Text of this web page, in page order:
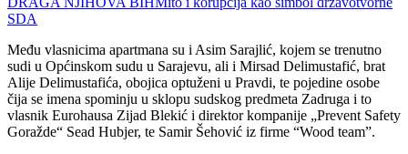
SDA
Među vlasnicima apartmana su i Asim Sarajlić, kojem se trenutno
sudi u Općinskom sudu u Sarajevu, ali i Mirsad Delimustafić, brat
Alije Delimustafića, obojica optuženi u Pravdi, te pojedine osobe
čija se imena spominju u sklopu sudskog predmeta Zadruga i to
vlasnik Eurohausa Zijad Blekić i direktor kompanije „Prevent Safety
Goražde“ Sead Hubjer, te Samir Šehović iz firme “Wood team”.